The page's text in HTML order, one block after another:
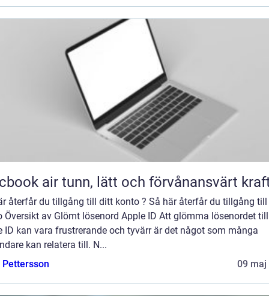
Macbook air tunn, lätt och förvånansvärt
återfår du tillgång till ditt konto ? Så här återfår du tillgång
Översikt av Glömt lösenord Apple ID Att glömma lösenordet
ID kan vara frustrerande och tyvärr är det något som många
kan relatera till. N...
09 maj